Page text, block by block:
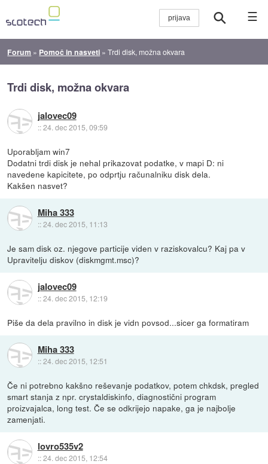
☰
Forum » Pomoč in nasveti »Trdi disk, možna okvara
Trdi disk, možna okvara
jalovec09
::24. dec 2015, 09:59
Uporabljam win7
Dodatni trdi disk je nehal prikazovat podatke, v mapi D: ni
navedene kapicitete, po odprtju računalniku disk dela.
Kakšen nasvet?
Miha 333
::24. dec 2015, 11:13
Je sam disk oz. njegove particije viden v raziskovalcu? Kaj pa v
Upravitelju diskov (diskmgmt.msc)?
jalovec09
::24. dec 2015, 12:19
Piše da dela pravilno in disk je vidn povsod...sicer ga formatiram
Miha 333
::24. dec 2015, 12:51
Če ni potrebno kakšno reševanje podatkov, potem chkdsk, pregled
smart stanja z npr. crystaldiskinfo, diagnostični program
proizvajalca, long test. Če se odkrijejo napake, ga je najbolje
zamenjati.
lovro535v2
::24. dec 2015, 12:54